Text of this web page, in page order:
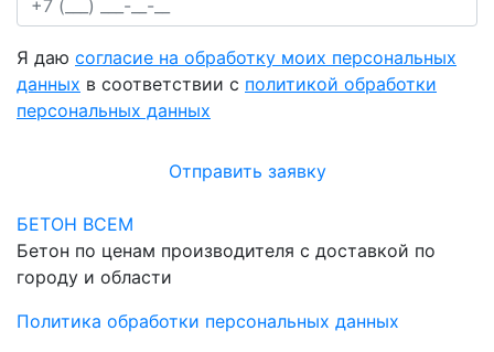
Я даю согласие на обработку моих персональных
данных в соответствии с политикой обработки
персональных данных
Отправить заявку
БЕТОН ВСЕМ
Бетон по ценам производителя с доставкой по
городу и области
Политика обработки персональных данных